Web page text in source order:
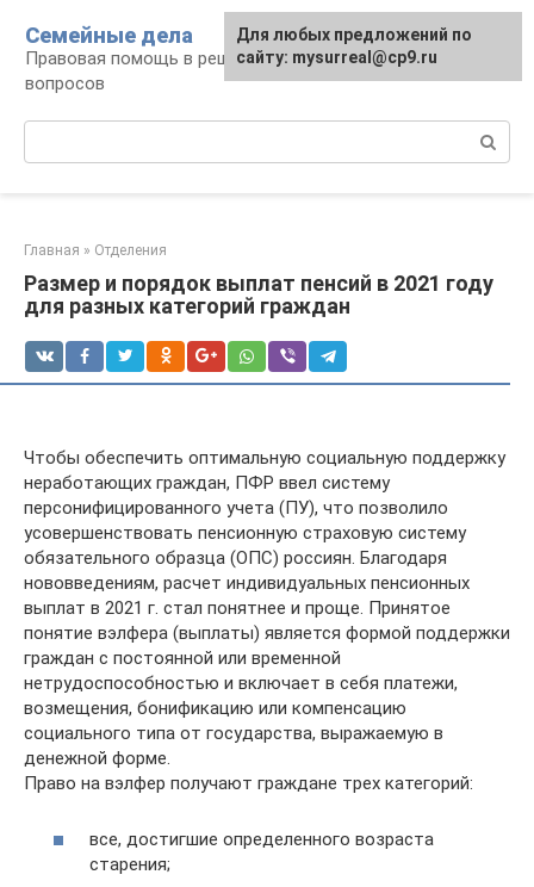
контенту
Семейные дела
Правовая помощь в решении семейных
вопросов
Главная » Отделения
Размер и порядок выплат пенсий в 2021 году
для разных категорий граждан
Чтобы обеспечить оптимальную социальную поддержку
неработающих граждан, ПФР ввел систему
персонифицированного учета (ПУ), что позволило
усовершенствовать пенсионную страховую систему
обязательного образца (ОПС) россиян. Благодаря
нововведениям, расчет индивидуальных пенсионных
выплат в 2021 г. стал понятнее и проще. Принятое
понятие вэлфера (выплаты) является формой поддержки
граждан с постоянной или временной
нетрудоспособностью и включает в себя платежи,
возмещения, бонификацию или компенсацию
социального типа от государства, выражаемую в
денежной форме.
Право на вэлфер получают граждане трех категорий:
все, достигшие определенного возраста
старения;
Для любых предложений по
сайту: mysurreal@cp9.ru